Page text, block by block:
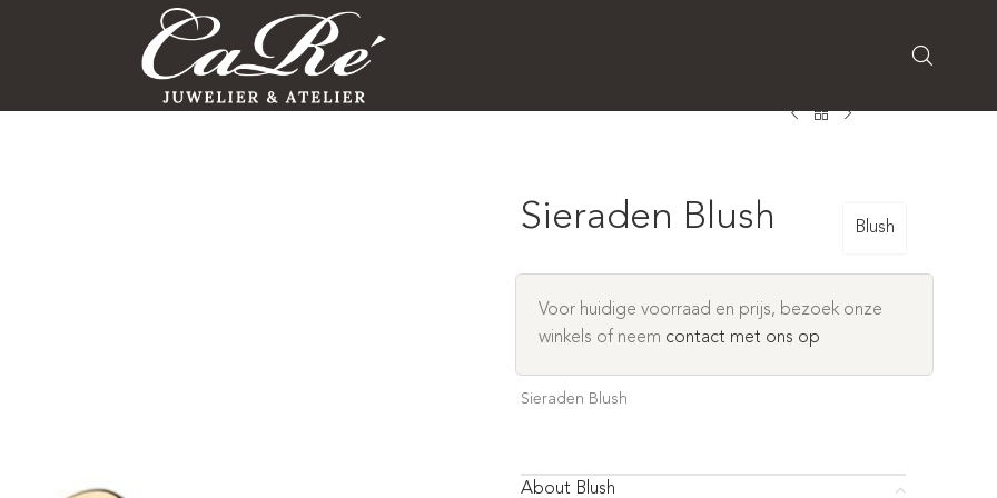
Sieraden Blush Blush
Voor huidige voorraad en prijs, bezoek onze
winkels of neem contact met ons op
Sieraden Blush
About Blush